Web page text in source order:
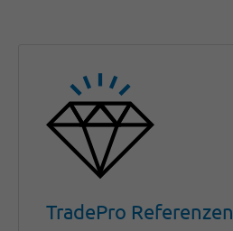
TradePro Referenzen